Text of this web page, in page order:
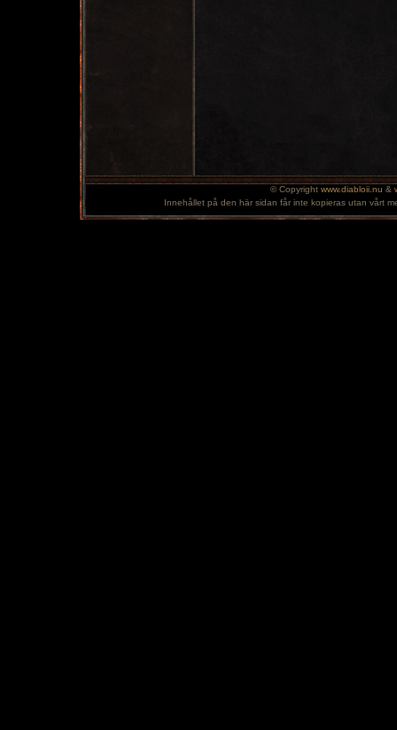
© Copyright www.diabloii.nu &
Innehållet på den här sidan får inte kopieras utan vårt